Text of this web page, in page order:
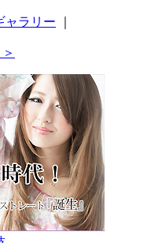
ャラリー